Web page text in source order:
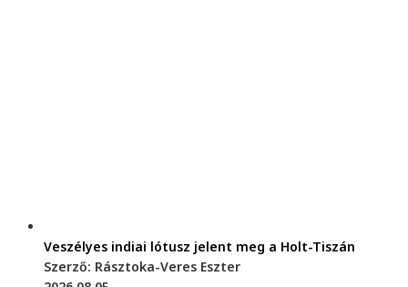
Veszélyes indiai lótusz jelent meg a Holt-Tiszán
Szerző: Rásztoka-Veres Eszter